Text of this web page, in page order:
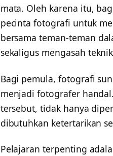
mata. Oleh karena itu,
pecinta fotografi untuk
bersama teman-teman
sekaligus mengasah
Bagi pemula, fotografi
menjadi fotografer
tersebut, tidak hanya
dibutuhkan ketertarikan
Pelajaran terpenting